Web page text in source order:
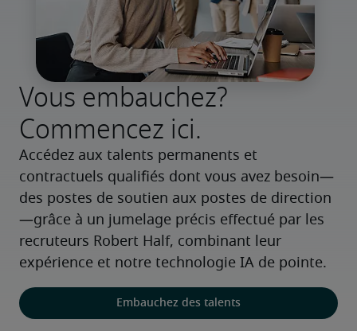
Vous embauchez?
Commencez ici.
Accédez aux talents permanents et
contractuels qualifiés dont vous avez besoin—
des postes de soutien aux postes de direction
—grâce à un jumelage précis effectué par les
recruteurs Robert Half, combinant leur
expérience et notre technologie IA de pointe.
Embauchez des talents